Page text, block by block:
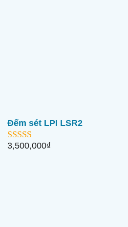
Đếm sét LPI LSR2
5.00ngoài 5
3,500,000₫